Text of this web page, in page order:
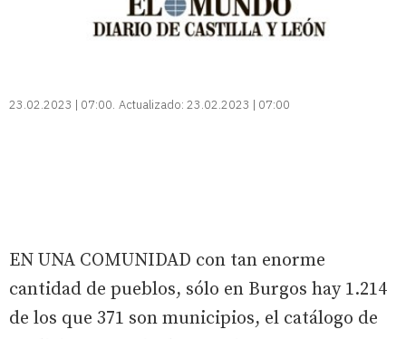
23.02.2023 | 07:00 Actualizado: 23.02.2023 | 07:00
EN UNA COMUNIDAD con tan enorme
cantidad de pueblos, sólo en Burgos hay 1.214
de los que 371 son municipios, el catálogo de